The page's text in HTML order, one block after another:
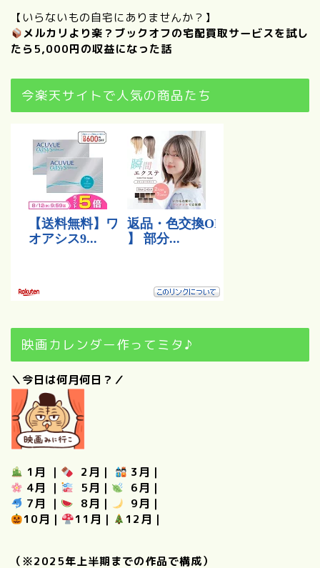
【いらないもの自宅にありませんか？】
メルカリより楽？ブックオフの宅配買取サービスを試し
たら5,000円の収益になった話
今楽天サイトで人気の商品たち
映画カレンダー作ってミタ♪
＼今日は何月何日？／
1月 ｜ 2月 ｜ 3月 ｜
4月
｜ 5月 ｜ 6月 ｜
7月
｜ 8月 ｜ 9月 ｜
10月 ｜ 11月 ｜ 12月 ｜
（※2025年上半期までの作品で構成）